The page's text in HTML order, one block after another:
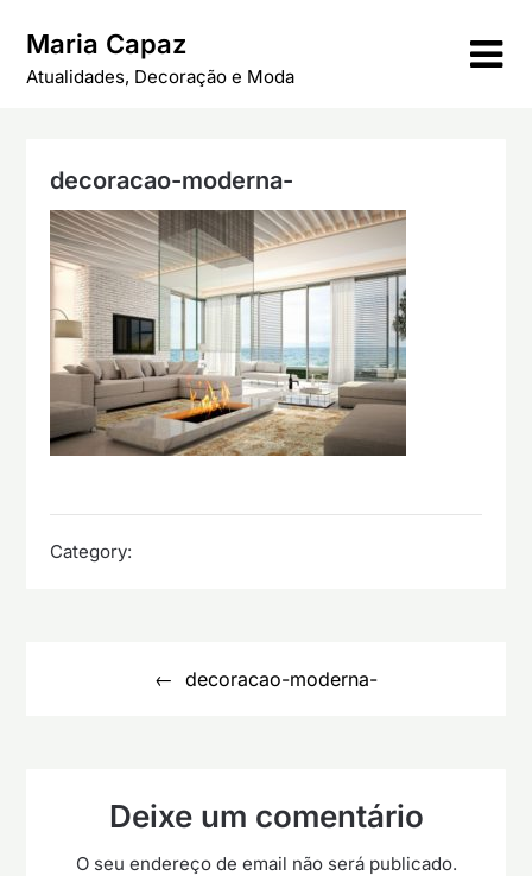
content
Maria Capaz
Atualidades, Decoração e Moda
decoracao-moderna-
Category:
decoracao-moderna-
Deixe um comentário
O seu endereço de email não será publicado.